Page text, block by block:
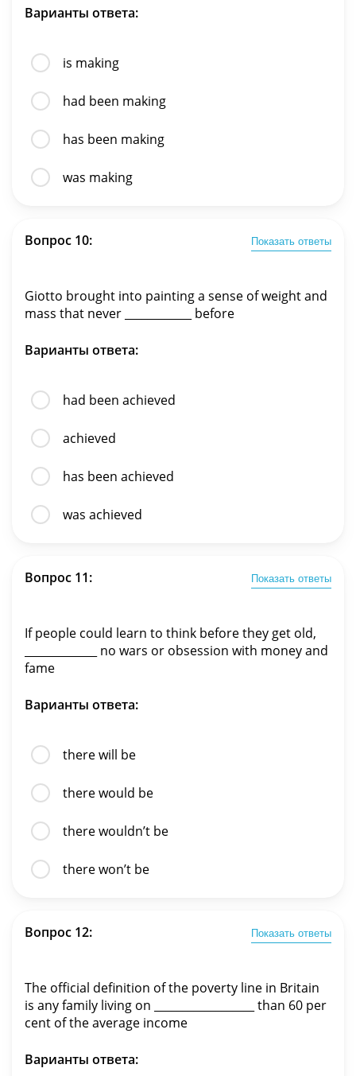
Варианты ответа:
is making
had been making
has been making
was making
Вопрос 10: Показать ответы
Giotto brought into painting a sense of weight and
mass that never ____________ before
Варианты ответа:
had been achieved
achieved
has been achieved
was achieved
Вопрос 11: Показать ответы
If people could learn to think before they get old,
_____________ no wars or obsession with money and
fame
Варианты ответа:
there will be
there would be
there wouldn’t be
there won’t be
Вопрос 12: Показать ответы
The official definition of the poverty line in Britain
is any family living on __________________ than 60 per
cent of the average income
Варианты ответа: